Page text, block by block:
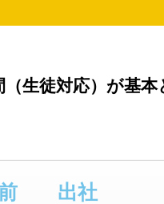
生徒対応） が基本
分前 出社